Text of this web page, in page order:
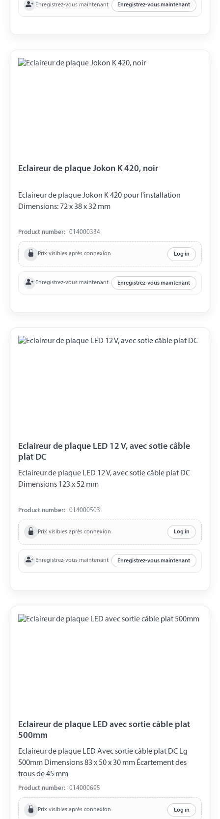
Enregistrez-vous maintenant Enregistrez-vous maintenant
Eclaireur de plaque Jokon K 420, noir
Eclaireur de plaque Jokon K 420 pour l'installation
Dimensions: 72 x 38 x 32 mm
Product number: 014000334
Prix visibles après connexion Log in
Enregistrez-vous maintenant Enregistrez-vous maintenant
Eclaireur de plaque LED 12 V, avec sotie câble
plat DC
Eclaireur de plaque LED 12 V, avec sotie câble plat DC
Dimensions 123 x 52 mm
Product number: 014000503
Prix visibles après connexion Log in
Enregistrez-vous maintenant Enregistrez-vous maintenant
Eclaireur de plaque LED avec sortie câble plat
500mm
Eclaireur de plaque LED Avec sortie câble plat DC Lg
500mm Dimensions 83 x 50 x 30 mm Écartement des
trous de 45 mm
Product number: 014000695
Prix visibles après connexion Log in